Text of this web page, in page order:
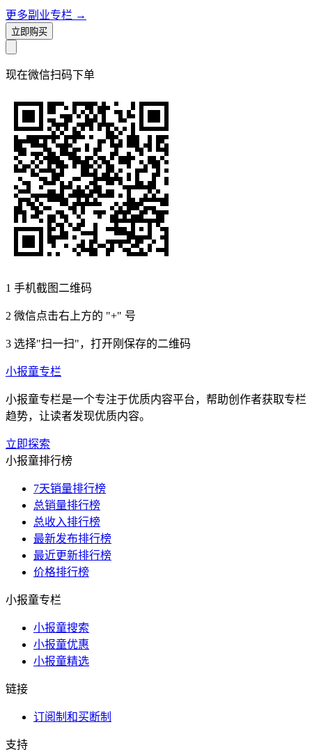
更多副业专栏 →
立即购买
现在微信扫码下单
1 手机截图二维码
2 微信点击右上方的 "+" 号
3 选择"扫一扫"，打开刚保存的二维码
小报童专栏
小报童专栏是一个专注于优质内容平台，帮助创作者获取专栏
趋势，让读者发现优质内容。
立即探索
小报童排行榜
7天销量排行榜
总销量排行榜
总收入排行榜
最新发布排行榜
最近更新排行榜
价格排行榜
小报童专栏
小报童搜索
小报童优惠
小报童精选
链接
订阅制和买断制
支持